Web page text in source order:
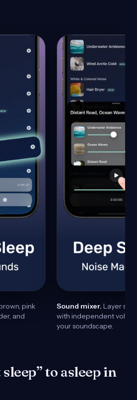
pink
and
Sound mixer. Layer
with independent
your soundscape.
sleep” to asleep in